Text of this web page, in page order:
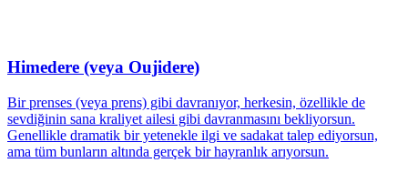
Himedere (veya Oujidere)
Bir prenses (veya prens) gibi davranıyor, herkesin, özellikle de
sevdiğinin sana kraliyet ailesi gibi davranmasını bekliyorsun.
Genellikle dramatik bir yetenekle ilgi ve sadakat talep ediyorsun,
ama tüm bunların altında gerçek bir hayranlık arıyorsun.